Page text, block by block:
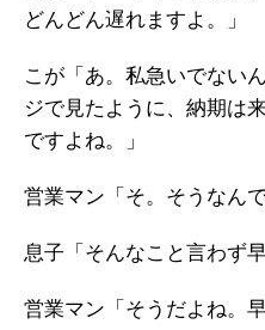
どんどん遅れますよ。」
こが「あ。私急いでない
ジで見たように、納期は
ですよね。」
営業マン「そ。そうなん
息子「そんなこと言わず
営業マン「そうだよね。